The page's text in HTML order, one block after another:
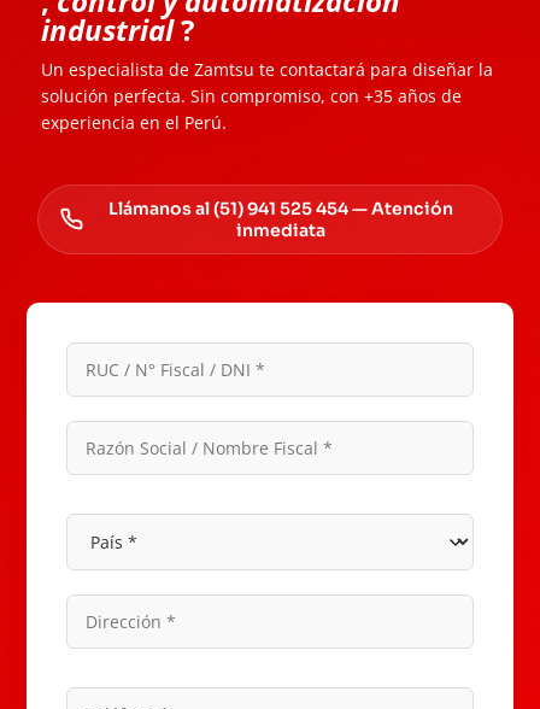
industrial?
Un especialista de Zamtsu te contactará para diseñar la
solución perfecta. Sin compromiso, con +35 años de
experiencia en el Perú.
Llámanos al (51) 941 525 454 — Atención
inmediata